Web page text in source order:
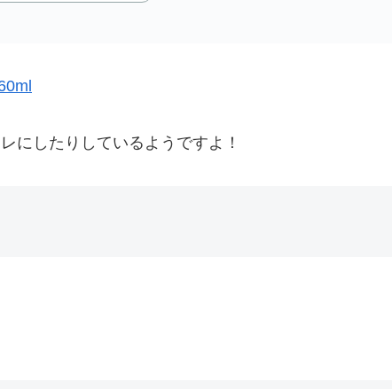
にしたりしているようですよ！